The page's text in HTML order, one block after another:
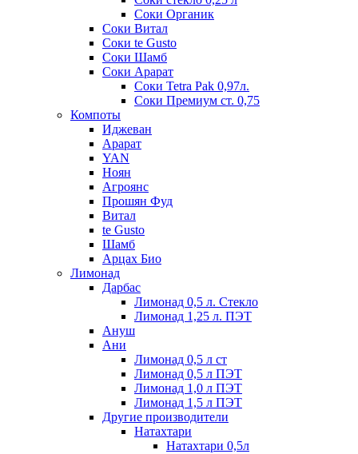
Соки Органик
Соки Витал
Соки te Gusto
Соки Шамб
Соки Арарат
Соки Tetra Pak 0,97л.
Соки Премиум ст. 0,75
Компоты
Иджеван
Арарат
YAN
Ноян
Агроянс
Прошян Фуд
Витал
te Gusto
Шамб
Арцах Био
Лимонад
Дарбас
Лимонад 0,5 л. Стекло
Лимонад 1,25 л. ПЭТ
Ануш
Ани
Лимонад 0,5 л ст
Лимонад 0,5 л ПЭТ
Лимонад 1,0 л ПЭТ
Лимонад 1,5 л ПЭТ
Другие производители
Натахтари
Натахтари 0,5л